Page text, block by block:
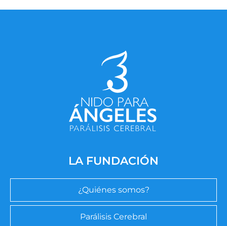
LA FUNDACIÓN
¿Quiénes somos?
Parálisis Cerebral